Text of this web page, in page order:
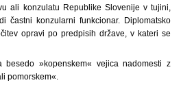
ali konzulatu Republike Slovenije v tujini,
častni konzularni funkcionar. Diplomatsko
opravi po predpisih države, v kateri se
besedo »kopenskem« vejica nadomesti z
pomorskem«.